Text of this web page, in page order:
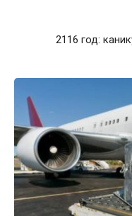
2116 год: